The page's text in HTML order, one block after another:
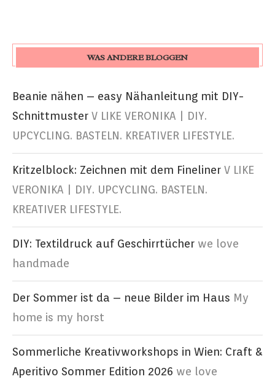
WAS ANDERE BLOGGEN
Beanie nähen – easy Nähanleitung mit DIY-
Schnittmuster V LIKE VERONIKA | DIY.
UPCYCLING. BASTELN. KREATIVER LIFESTYLE.
Kritzelblock: Zeichnen mit dem Fineliner V LIKE
VERONIKA | DIY. UPCYCLING. BASTELN.
KREATIVER LIFESTYLE.
DIY: Textildruck auf Geschirrtücher we love
handmade
Der Sommer ist da – neue Bilder im Haus My
home is my horst
Sommerliche Kreativworkshops in Wien: Craft &
Aperitivo Sommer Edition 2026 we love